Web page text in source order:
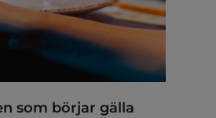
som börjar gälla